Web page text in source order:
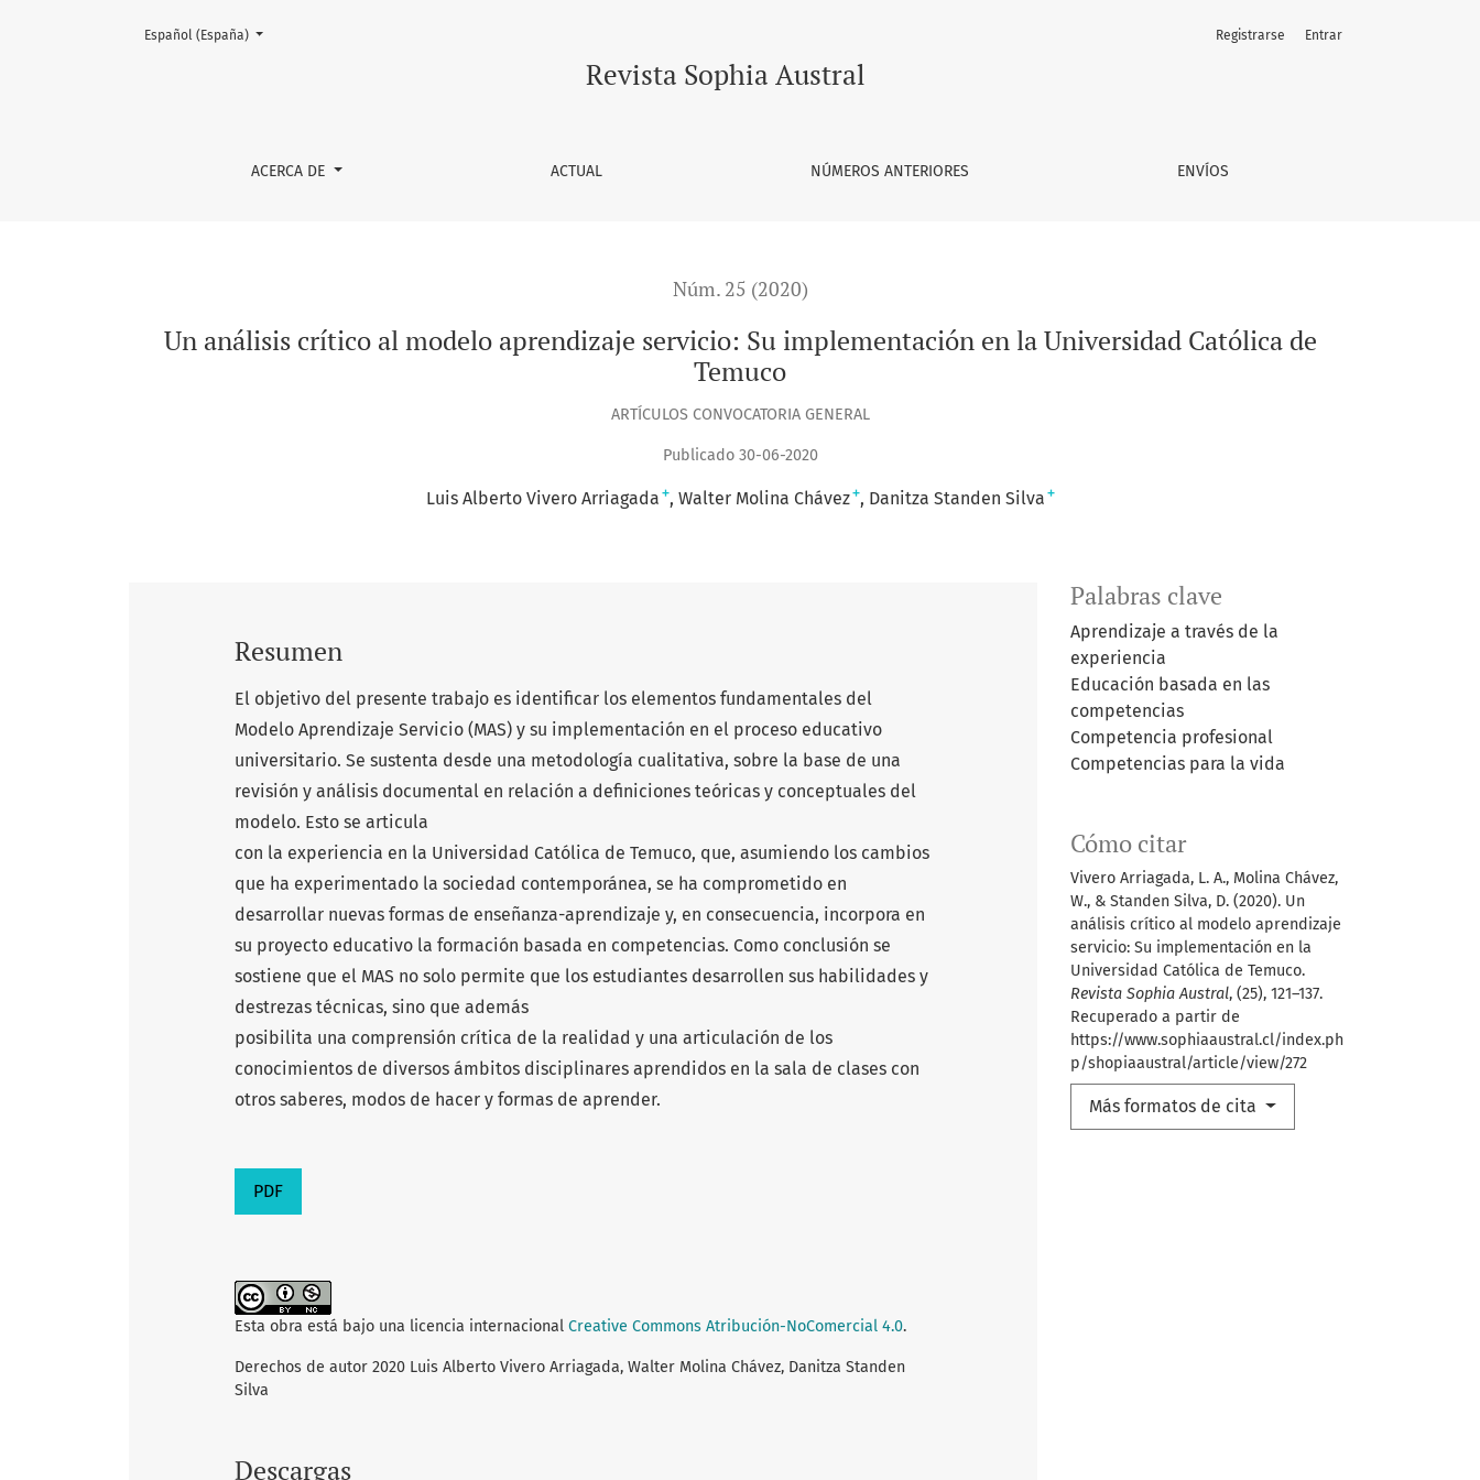
Un análisis crítico al modelo aprendizaje servicio: Su implementación en la Universidad Católica de Temuco
Revista Sophia Austral
ACERCA DE ACTUAL NÚMEROS ANTERIORES ENVÍOS
Registrarse Entrar
Cambiar el idioma. El actual es:
Español (España)
Núm. 25 (2020)
Un análisis crítico al modelo aprendizaje servicio: Su implementación en la Universidad Católica de
Temuco
ARTÍCULOS CONVOCATORIA GENERAL
Publicado 30-06-2020
Luis Alberto Vivero Arriagada + Walter Molina Chávez+ Danitza Standen Silva +
Palabras clave
Aprendizaje a través de la
experiencia
Educación basada en las
competencias
Competencia profesional
Competencias para la vida
Cómo citar
Vivero Arriagada, L. A., Molina Chávez,
W., & Standen Silva, D. (2020). Un
análisis crítico al modelo aprendizaje
servicio: Su implementación en la
Universidad Católica de Temuco.
Revista Sophia Austral, (25), 121–137.
Recuperado a partir de
https://www.sophiaaustral.cl/index.ph
p/shopiaaustral/article/view/272
Más formatos de cita
Resumen
El objetivo del presente trabajo es identificar los elementos fundamentales del
Modelo Aprendizaje Servicio (MAS) y su implementación en el proceso educativo
universitario. Se sustenta desde una metodología cualitativa, sobre la base de una
revisión y análisis documental en relación a definiciones teóricas y conceptuales del
modelo. Esto se articula
con la experiencia en la Universidad Católica de Temuco, que, asumiendo los cambios
que ha experimentado la sociedad contemporánea, se ha comprometido en
desarrollar nuevas formas de enseñanza-aprendizaje y, en consecuencia, incorpora en
su proyecto educativo la formación basada en competencias. Como conclusión se
sostiene que el MAS no solo permite que los estudiantes desarrollen sus habilidades y
destrezas técnicas, sino que además
posibilita una comprensión crítica de la realidad y una articulación de los
conocimientos de diversos ámbitos disciplinares aprendidos en la sala de clases con
otros saberes, modos de hacer y formas de aprender.
PDF
Esta obra está bajo una licencia internacional Creative Commons Atribución-NoComercial 4.0.
Derechos de autor 2020 Luis Alberto Vivero Arriagada, Walter Molina Chávez, Danitza Standen
Silva
Descargas